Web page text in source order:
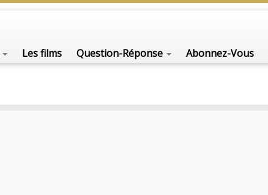
Les films Question-Réponse Abonnez-Vous